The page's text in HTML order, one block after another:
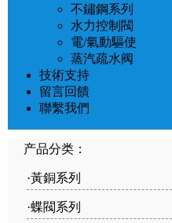
不鏽鋼系列
水力控制閥
電/氣動驅使
蒸汽疏水阀
技術支持
留言回饋
聯繫我們
产品分类：
·黃銅系列
·蝶閥系列